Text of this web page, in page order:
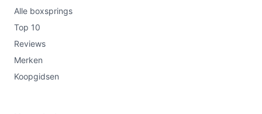
Alle boxsprings
Top 10
Reviews
Merken
Koopgidsen